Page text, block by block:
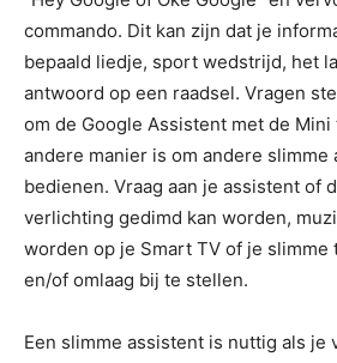
commando. Dit kan zijn dat je
bepaald liedje, sport wedstrijd, het
antwoord op een raadsel. Vragen
om de Google Assistent met de
andere manier is om andere slimme
bedienen. Vraag aan je assistent of
verlichting gedimd kan worden,
worden op je Smart TV of je slimme
en/of omlaag bij te stellen.
Een slimme assistent is nuttig als je